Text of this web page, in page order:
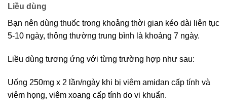
Liều dùng
Bạn nên dùng thuốc trong khoảng thời gian kéo dài liên tục
5-10 ngày, thông thường trung bình là khoảng 7 ngày.
Liều dùng tương ứng với từng trường hợp như sau:
Uống 250mg x 2 lần/ngày khi bị viêm amidan cấp tính và
viêm họng, viêm xoang cấp tính do vi khuẩn.